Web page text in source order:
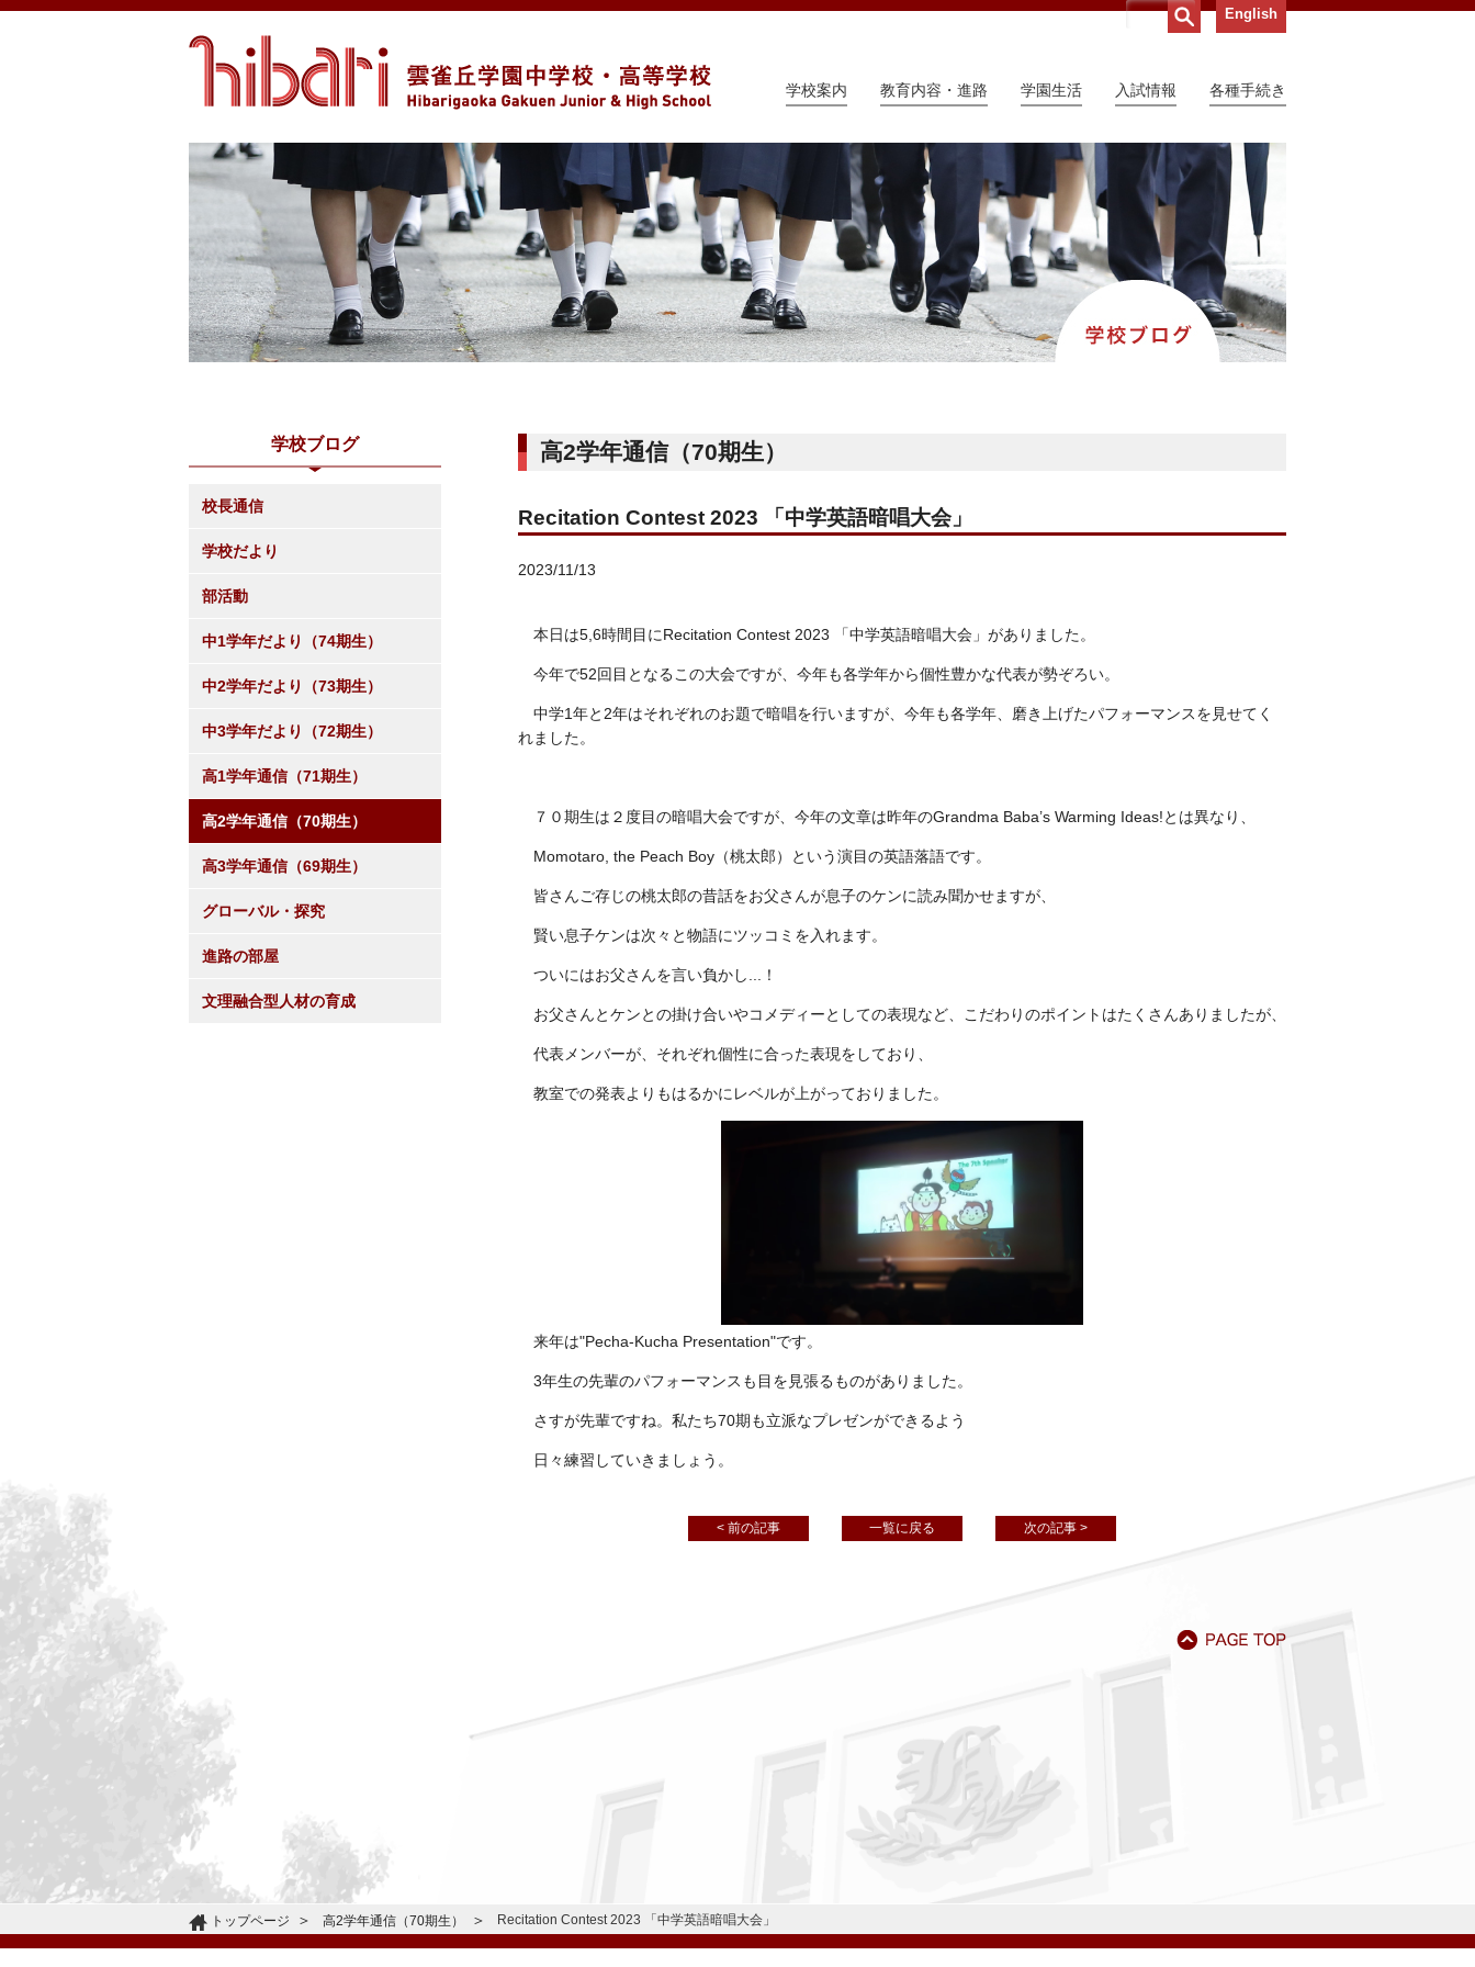
English
学校案内 教育内容・進路 学園生活 入試情報 各種手続き
高2学年通信（70期生）
Recitation Contest 2023 「中学英語暗唱大会」
2023/11/13
本日は5,6時間目にRecitation Contest 2023 「中学英語暗唱大会」がありました。
今年で52回目となるこの大会ですが、今年も各学年から個性豊かな代表が勢ぞろい。
中学1年と2年はそれぞれのお題で暗唱を行いますが、今年も各学年、磨き上げたパフォーマンスを見せてく
れました。
７０期生は２度目の暗唱大会ですが、今年の文章は昨年のGrandma Baba’s Warming Ideas!とは異なり、
Momotaro, the Peach Boy （桃太郎）という演目の英語落語です。
皆さんご存じの桃太郎の昔話をお父さんが息子のケンに読み聞かせますが、
賢い息子ケンは次々と物語にツッコミを入れます。
ついにはお父さんを言い負かし...！
お父さんとケンとの掛け合いやコメディーとしての表現など、こだわりのポイントはたくさんありましたが、
代表メンバーが、それぞれ個性に合った表現をしており、
教室での発表よりもはるかにレベルが上がっておりました。
来年は"Pecha-Kucha Presentation"です。
3年生の先輩のパフォーマンスも目を見張るものがありました。
さすが先輩ですね。私たち70期も立派なプレゼンができるよう
日々練習していきましょう。
< 前の記事 一覧に戻る 次の記事 >
学校ブログ
校長通信
学校だより
部活動
中1学年だより（74期生）
中2学年だより（73期生）
中3学年だより（72期生）
高1学年通信（71期生）
高2学年通信（70期生）
高3学年通信（69期生）
グローバル・探究
進路の部屋
文理融合型人材の育成
トップページ 高2学年通信（70期生） Recitation Contest 2023 「中学英語暗唱大会」